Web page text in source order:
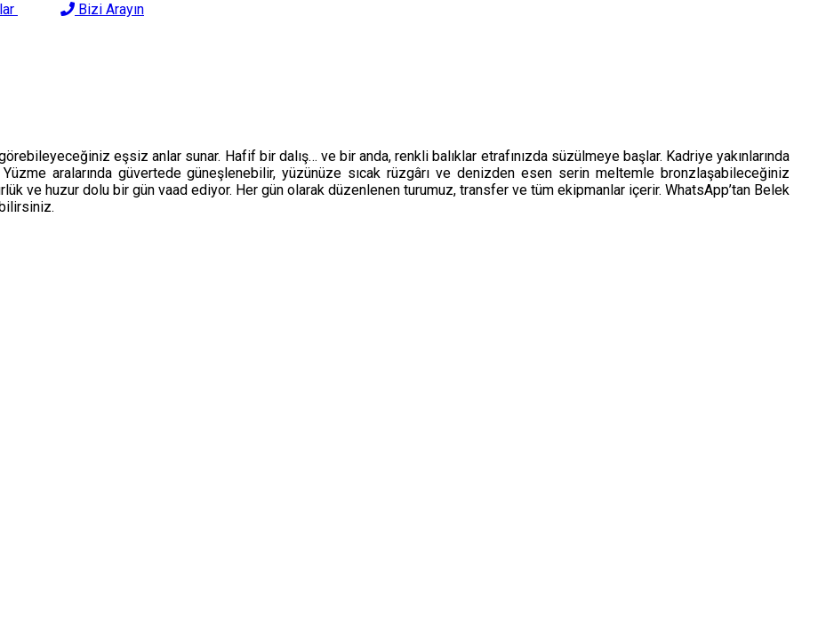
Bizi Arayın
eşsiz anlar sunar. Hafif bir dalış… ve bir anda, renkli balıklar etrafınızda süzülmeye başlar. Kadriye yakınlarında
aralarında güvertede güneşlenebilir, yüzünüze sıcak rüzgârı ve denizden esen serin meltemle bronzlaşabileceğiniz
ve huzur dolu bir gün vaad ediyor. Her gün olarak düzenlenen turumuz, transfer ve tüm ekipmanlar içerir. WhatsApp’tan Belek